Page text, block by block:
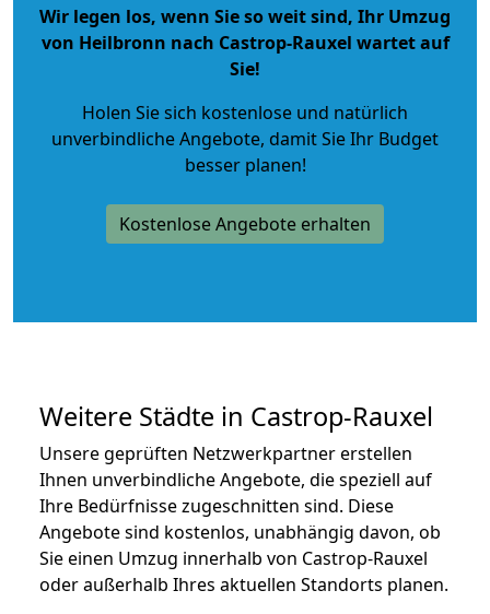
Wir legen los, wenn Sie so weit sind, Ihr Umzug
von Heilbronn nach Castrop-Rauxel wartet auf
Sie!
Holen Sie sich kostenlose und natürlich
unverbindliche Angebote, damit Sie Ihr Budget
besser planen!
Kostenlose Angebote erhalten
Weitere Städte in Castrop-Rauxel
Unsere geprüften Netzwerkpartner erstellen
Ihnen unverbindliche Angebote, die speziell auf
Ihre Bedürfnisse zugeschnitten sind. Diese
Angebote sind kostenlos, unabhängig davon, ob
Sie einen Umzug innerhalb von Castrop-Rauxel
oder außerhalb Ihres aktuellen Standorts planen.